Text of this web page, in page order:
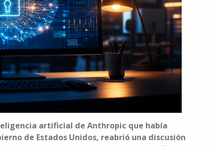
artificial de Anthropic que había
de Estados Unidos, reabrió una discusión